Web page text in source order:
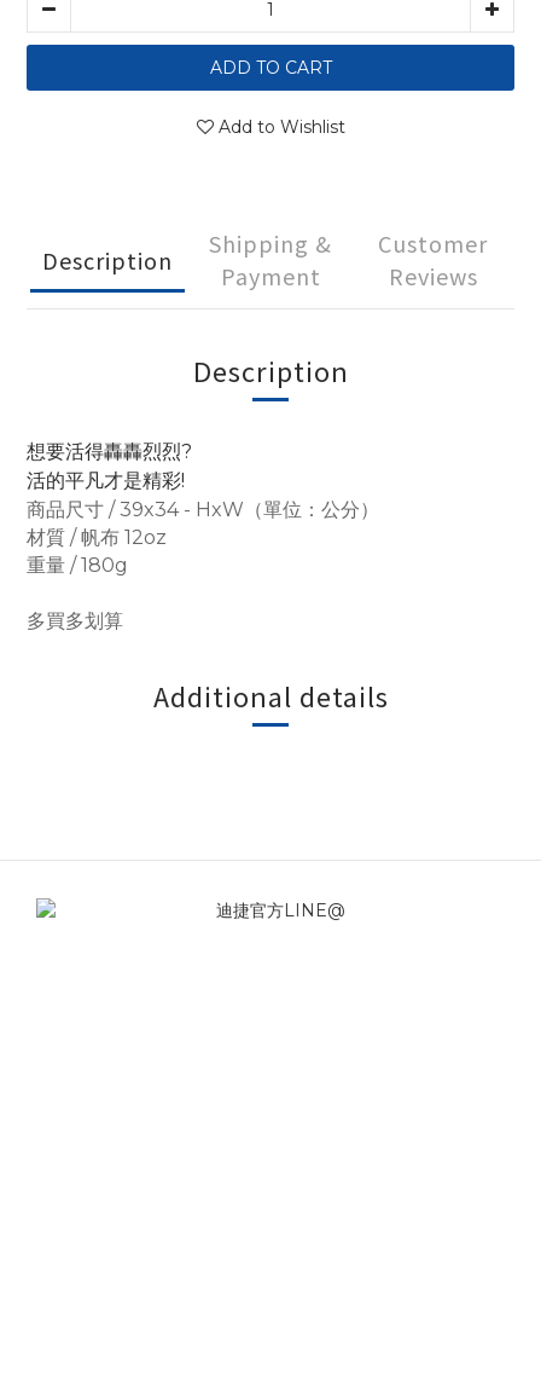
ADD TO CART
Add to Wishlist
Description
Shipping &
Payment
Customer
Reviews
Description
想要活得轟轟烈烈?
活的平凡才是精彩!
商品尺寸 / 39x34 - HxW（單位：公分）
材質 / 帆布 12oz
重量 / 180g
多買多划算
Additional details